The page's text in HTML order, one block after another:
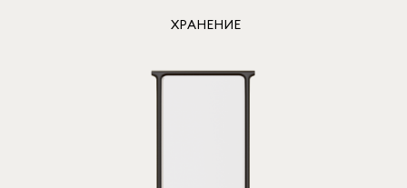
ХРАНЕНИЕ